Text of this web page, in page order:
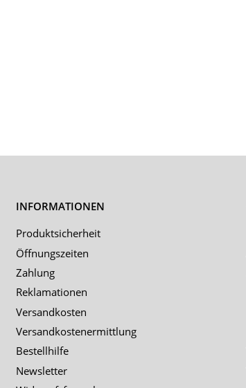
INFORMATIONEN
Produktsicherheit
Öffnungszeiten
Zahlung
Reklamationen
Versandkosten
Versandkostenermittlung
Bestellhilfe
Newsletter